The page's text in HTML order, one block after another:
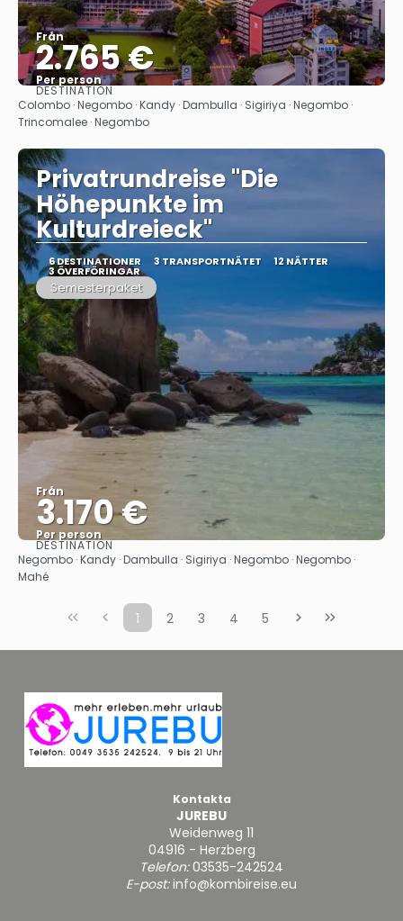
Från
2.765 €
Per person
Se
DESTINATION
Colombo · Negombo · Kandy · Dambulla · Sigiriya · Negombo ·
Trincomalee · Negombo
Privatrundreise "Die
Höhepunkte im
Kulturdreieck"
6 DESTINATIONER 3 TRANSPORTNÄTET 12 NÄTTER
3 ÖVERFÖRINGAR
Semesterpaket
Från
3.170 €
Per person
Se
DESTINATION
Negombo · Kandy · Dambulla · Sigiriya · Negombo · Negombo ·
Mahé
1 2 3 4 5
Kontakta
JUREBU
Weidenweg 11
04916 - Herzberg
Telefon:03535-242524
E-post:info@kombireise.eu